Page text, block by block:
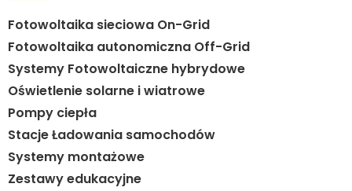
Fotowoltaika sieciowa On-Grid
Fotowoltaika autonomiczna Off-Grid
Systemy Fotowoltaiczne hybrydowe
Oświetlenie solarne i wiatrowe
Pompy ciepła
Stacje Ładowania samochodów
Systemy montażowe
Zestawy edukacyjne